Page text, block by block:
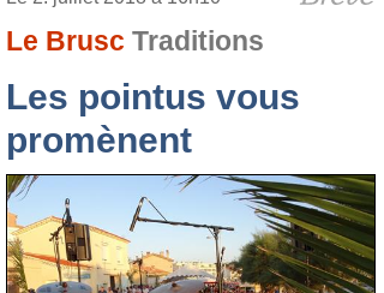
Le Brusc Traditions
Les pointus vous
promènent